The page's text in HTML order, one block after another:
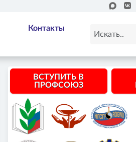
Контакты
ВСТУПИТЬ В
ПРОФСОЮЗ